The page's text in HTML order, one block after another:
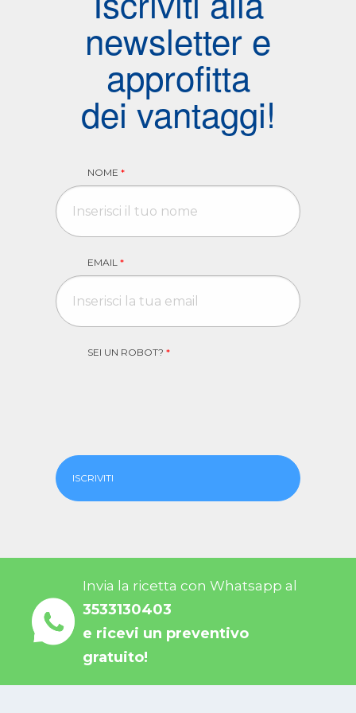
newsletter e
approfitta
dei vantaggi!
NOME *
EMAIL *
SEI UN ROBOT? *
ISCRIVITI
Invia la ricetta con Whatsapp al
3533130403
e ricevi un preventivo
gratuito!